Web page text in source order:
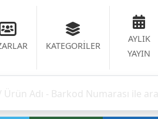
KATEGORİLER
AYLIK
YAYIN